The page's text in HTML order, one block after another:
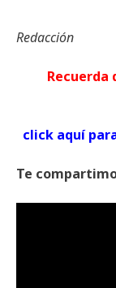
Redacción
click aquí
Te